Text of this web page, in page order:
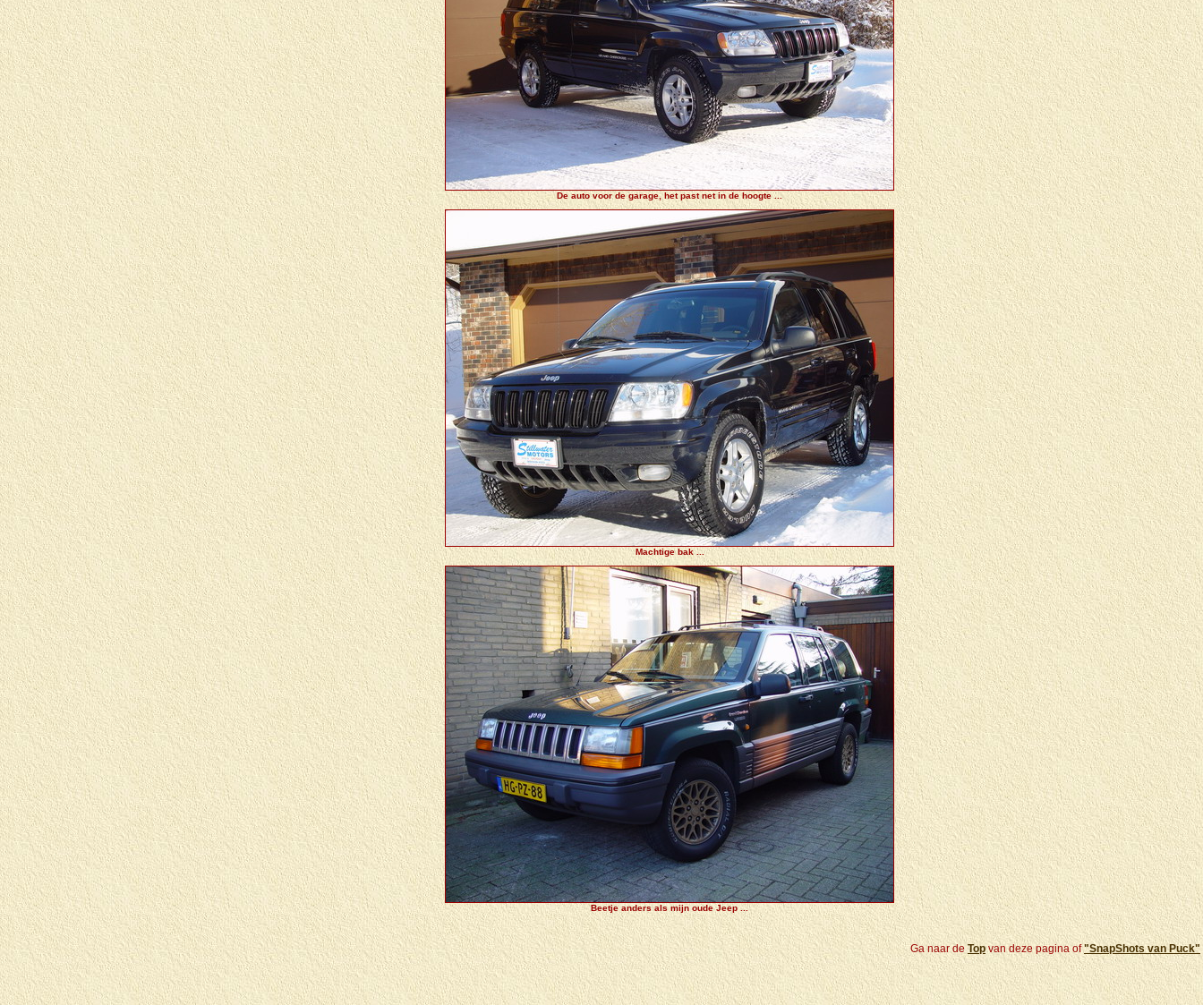
De auto voor de garage, het past net in de hoogte ...
Machtige bak ...
Beetje anders als mijn oude Jeep ...
Ga naar de Topvan deze pagina of"SnapShots van Puck"